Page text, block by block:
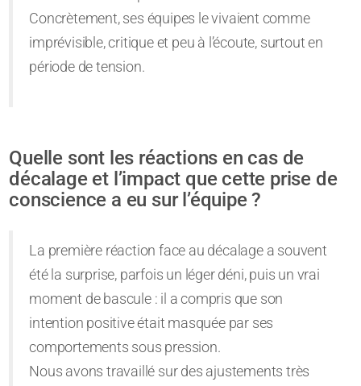
Concrètement, ses équipes le vivaient comme
imprévisible, critique et peu à l’écoute, surtout en
période de tension.
Quelle sont les réactions en cas de
décalage et l’impact que cette prise de
conscience a eu sur l’équipe ?
La première réaction face au décalage a souvent
été la surprise, parfois un léger déni, puis un vrai
moment de bascule : il a compris que son
intention positive était masquée par ses
comportements sous pression.
Nous avons travaillé sur des ajustements très